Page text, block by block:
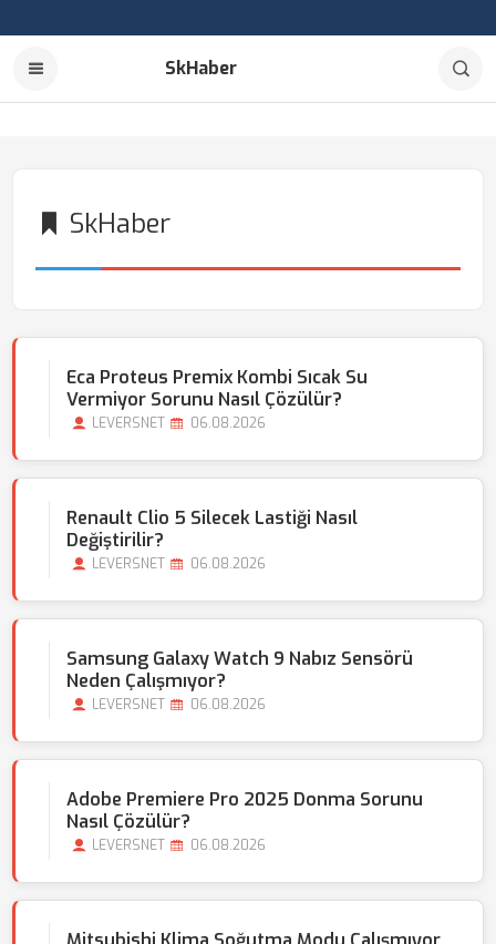
SkHaber
SkHaber
Eca Proteus Premix Kombi Sıcak Su
Vermiyor Sorunu Nasıl Çözülür?
LEVERSNET 06.08.2026
Renault Clio 5 Silecek Lastiği Nasıl
Değiştirilir?
LEVERSNET 06.08.2026
Samsung Galaxy Watch 9 Nabız Sensörü
Neden Çalışmıyor?
LEVERSNET 06.08.2026
Adobe Premiere Pro 2025 Donma Sorunu
Nasıl Çözülür?
LEVERSNET 06.08.2026